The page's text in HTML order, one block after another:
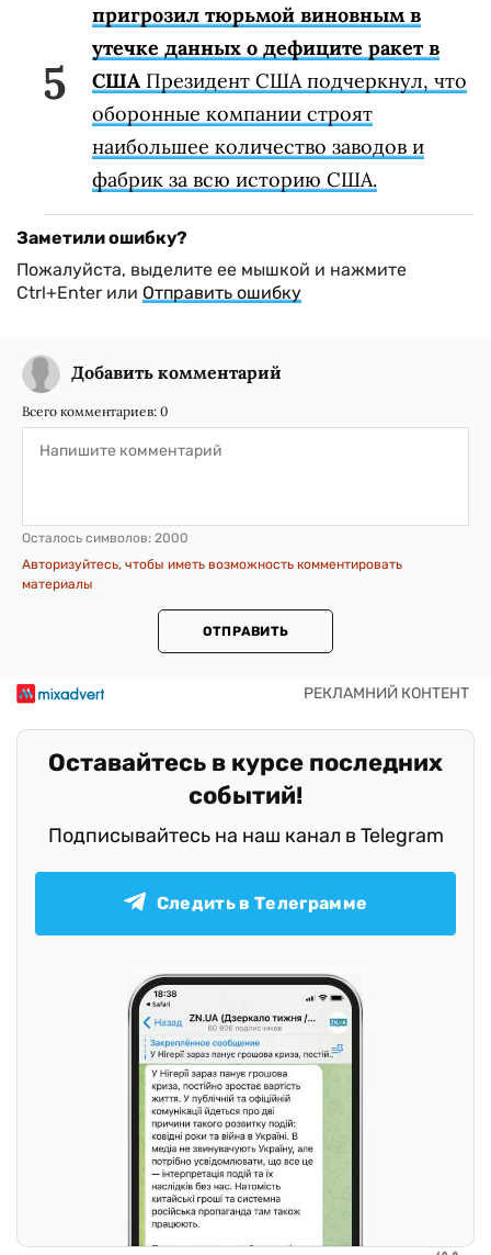
пригрозил тюрьмой виновным в
утечке данных о дефиците ракет в
США Президент США подчеркнул, что
оборонные компании строят
наибольшее количество заводов и
фабрик за всю историю США.
Заметили ошибку?
Пожалуйста, выделите ее мышкой и нажмите
Ctrl+Enter или Отправить ошибку
Добавить комментарий
Всего комментариев: 0
Осталось символов: 2000
Авторизуйтесь, чтобы иметь возможность комментировать
материалы
ОТПРАВИТЬ
Оставайтесь в курсе последних
событий!
Подписывайтесь на наш канал в Telegram
Следить в Телеграмме